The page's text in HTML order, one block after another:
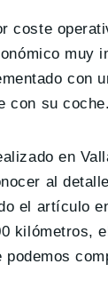
coste
con
con su coche.
en
al
el artículo
kilómetros,